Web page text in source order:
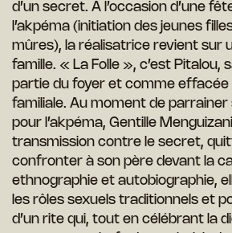
d’un secret. À l’occasion d’une
l’akpéma (initiation des jeunes
mûres), la réalisatrice revient sur
famille. « La Folle », c’est Pitalou,
partie du foyer et comme effacée
familiale. Au moment de
pour l’akpéma, Gentille
transmission contre le secret,
confronter à son père devant la
ethnographie et autobiographie,
les rôles sexuels traditionnels et
d’un rite qui, tout en célébrant la